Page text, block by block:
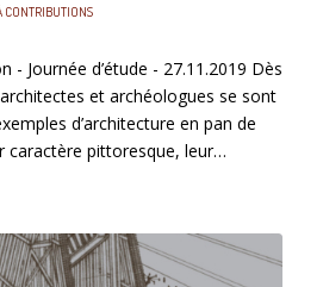
CONTRIBUTIONS
- Journée d’étude - 27.11.2019 Dès
et archéologues se sont
d’architecture en pan de
caractère pittoresque, leur…